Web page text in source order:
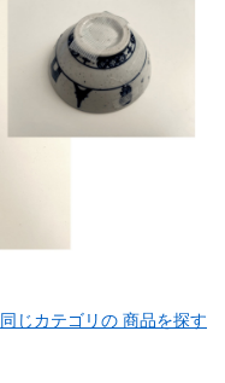
同じカテゴリの 商品を探す